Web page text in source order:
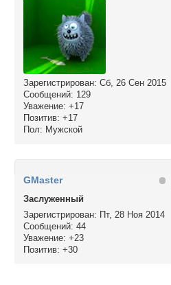
Зарегистрирован: Сб, 26 Сен 2015
Сообщений: 129
Уважение: +17
Позитив: +17
Пол: Мужской
GMaster
Заслуженный
Зарегистрирован: Пт, 28 Ноя 2014
Сообщений: 44
Уважение: +23
Позитив: +30